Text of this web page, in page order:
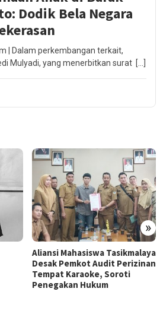
Dodik Bela Negara
| Dalam perkembangan terkait,
Mulyadi, yang menerbitkan surat […]
»
Aliansi Mahasiswa Tasikmalaya
Desak Pemkot Audit Perizinan
Tempat Karaoke, Soroti
Penegakan Hukum